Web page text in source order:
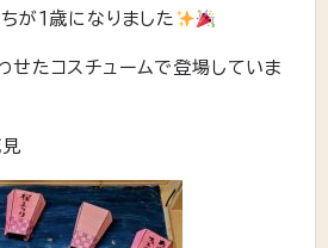
が１歳になりました
せたコスチュームで登場していま